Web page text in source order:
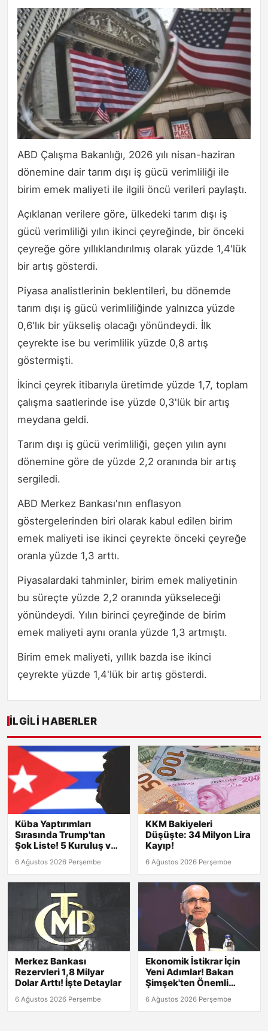
ABD Çalışma Bakanlığı, 2026 yılı nisan-haziran
dönemine dair tarım dışı iş gücü verimliliği ile
birim emek maliyeti ile ilgili öncü verileri paylaştı.
Açıklanan verilere göre, ülkedeki tarım dışı iş
gücü verimliliği yılın ikinci çeyreğinde, bir önceki
çeyreğe göre yıllıklandırılmış olarak yüzde 1,4'lük
bir artış gösterdi.
Piyasa analistlerinin beklentileri, bu dönemde
tarım dışı iş gücü verimliliğinde yalnızca yüzde
0,6'lık bir yükseliş olacağı yönündeydi. İlk
çeyrekte ise bu verimlilik yüzde 0,8 artış
göstermişti.
İkinci çeyrek itibarıyla üretimde yüzde 1,7, toplam
çalışma saatlerinde ise yüzde 0,3'lük bir artış
meydana geldi.
Tarım dışı iş gücü verimliliği, geçen yılın aynı
dönemine göre de yüzde 2,2 oranında bir artış
sergiledi.
ABD Merkez Bankası'nın enflasyon
göstergelerinden biri olarak kabul edilen birim
emek maliyeti ise ikinci çeyrekte önceki çeyreğe
oranla yüzde 1,3 arttı.
Piyasalardaki tahminler, birim emek maliyetinin
bu süreçte yüzde 2,2 oranında yükseleceği
yönündeydi. Yılın birinci çeyreğinde de birim
emek maliyeti aynı oranla yüzde 1,3 artmıştı.
Birim emek maliyeti, yıllık bazda ise ikinci
çeyrekte yüzde 1,4'lük bir artış gösterdi.
İLGILI HABERLER
Küba Yaptırımları
Sırasında Trump'tan
Şok Liste! 5 Kuruluş ve
8 Kişi Hedefte
6 Ağustos 2026 Perşembe
KKM Bakiyeleri
Düşüşte: 34 Milyon Lira
Kayıp!
6 Ağustos 2026 Perşembe
Merkez Bankası
Rezervleri 1,8 Milyar
Dolar Arttı! İşte Detaylar
6 Ağustos 2026 Perşembe
Ekonomik İstikrar İçin
Yeni Adımlar! Bakan
Şimşek'ten Önemli
Açıklamalar
6 Ağustos 2026 Perşembe